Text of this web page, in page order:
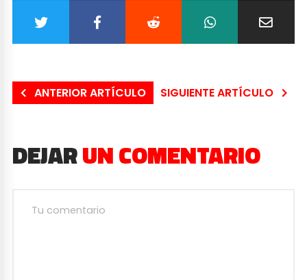
ANTERIOR ARTÍCULO SIGUIENTE ARTÍCULO
DEJARUN COMENTARIO